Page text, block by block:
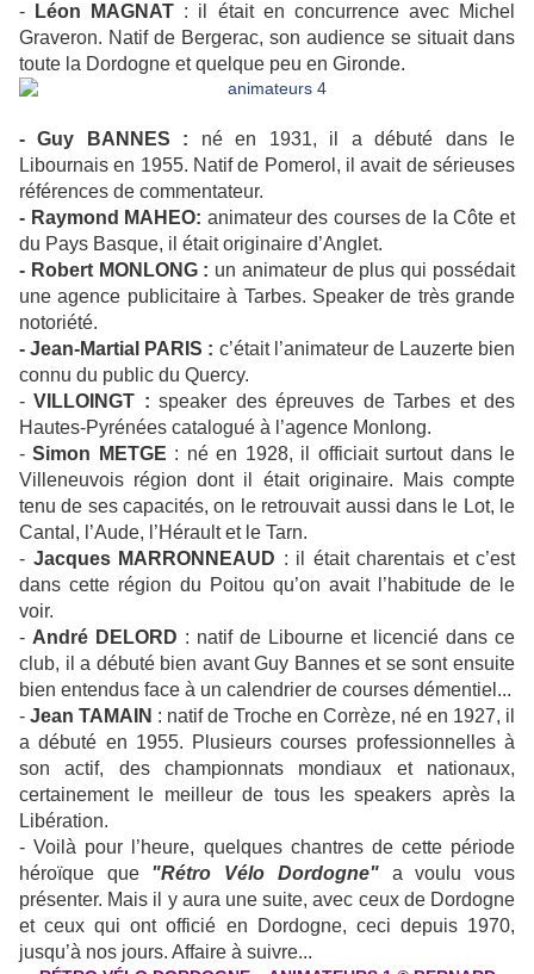
-
Léon MAGNAT : il était en concurrence avec Michel
Graveron. Natif de Bergerac, son audience se situait dans
toute la Dordogne et quelque peu en Gironde.
- Guy BANNES : né en 1931, il a débuté dans le
Libournais en 1955. Natif de Pomerol, il avait de sérieuses
références de commentateur.
- Raymond MAHEO: animateur des courses de la Côte et
du Pays Basque, il était originaire d’Anglet.
- Robert MONLONG : un animateur de plus qui possédait
une agence publicitaire à Tarbes. Speaker de très grande
notoriété.
- Jean-Martial PARIS : c’était l’animateur de Lauzerte bien
connu du public du Quercy.
-VILLOINGT : speaker des épreuves de Tarbes et des
Hautes-Pyrénées catalogué à l’agence Monlong.
-Simon METGE : né en 1928, il officiait surtout dans le
Villeneuvois région dont il était originaire. Mais compte
tenu de ses capacités, on le retrouvait aussi dans le Lot, le
Cantal, l’Aude, l’Hérault et le Tarn.
- Jacques MARRONNEAUD : il était charentais et c’est
dans cette région du Poitou qu’on avait l’habitude de le
voir.
- André DELORD : natif de Libourne et licencié dans ce
club, il a débuté bien avant Guy Bannes et se sont ensuite
bien entendus face à un calendrier de courses démentiel...
- Jean TAMAIN : natif de Troche en Corrèze, né en 1927, il
a débuté en 1955. Plusieurs courses professionnelles à
son actif, des championnats mondiaux et nationaux,
certainement le meilleur de tous les speakers après la
Libération.
- Voilà pour l’heure, quelques chantres de cette période
héroïque que "Rétro Vélo Dordogne"a voulu vous
présenter. Mais il y aura une suite, avec ceux de Dordogne
et ceux qui ont officié en Dordogne, ceci depuis 1970,
jusqu’à nos jours. Affaire à suivre...